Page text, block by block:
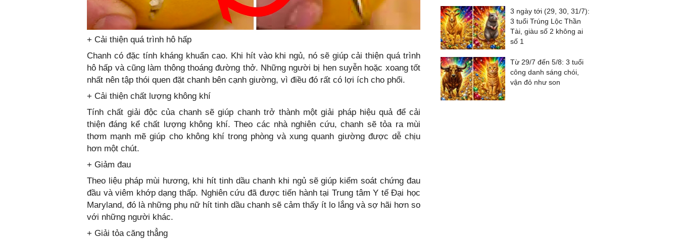
+ Cải thiện quá trình hô hấp
Chanh có đặc tính kháng khuẩn cao. Khi hít vào khi ngủ, nó sẽ giúp cải thiện quá trình
hô hấp và cũng làm thông thoáng đường thở. Những người bị hen suyễn hoặc xoang tốt
nhất nên tập thói quen đặt chanh bên cạnh giường, vì điều đó rất có lợi ích cho phổi.
+ Cải thiện chất lượng không khí
Tính chất giải độc của chanh sẽ giúp chanh trở thành một giải pháp hiệu quả để cải
thiện đáng kể chất lượng không khí. Theo các nhà nghiên cứu, chanh sẽ tỏa ra mùi
thơm mạnh mẽ giúp cho không khí trong phòng và xung quanh giường được dễ chịu
hơn một chút.
+ Giảm đau
Theo liệu pháp mùi hương, khi hít tinh dầu chanh khi ngủ sẽ giúp kiểm soát chứng đau
đầu và viêm khớp dạng thấp. Nghiên cứu đã được tiến hành tại Trung tâm Y tế Đại học
Maryland, đó là những phụ nữ hít tinh dầu chanh sẽ cảm thấy ít lo lắng và sợ hãi hơn so
với những người khác.
+ Giải tỏa căng thẳng
3 ngày tới (29, 30, 31/7):
3 tuổi Trúng Lộc Thần
Tài, giàu số 2 không ai
số 1
Từ 29/7 đến 5/8: 3 tuổi
công danh sáng chói,
vận đỏ như son